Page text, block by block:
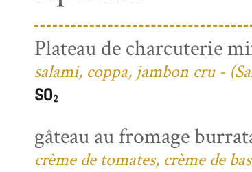
Plateau de charcuterie
salami, coppa, jambon cru -
gâteau au fromage
crème de tomates, crème de